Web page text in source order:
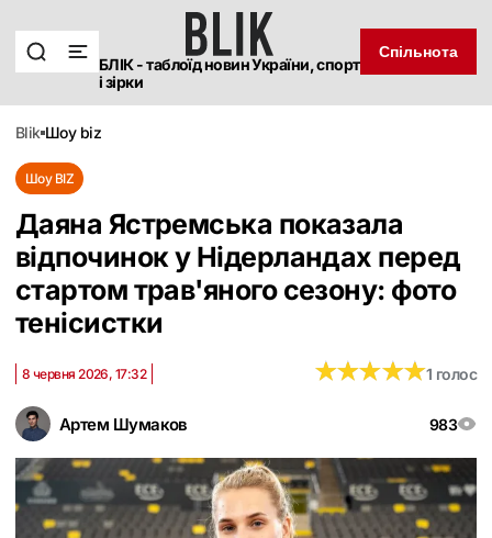
БЛІК - таблоїд новин України, спорт
і зірки
Спільнота
blik шоу biz
Шоу BIZ
Даяна Ястремська показала
відпочинок у Нідерландах перед
стартом трав'яного сезону: фото
тенісистки
Артем Шумаков 983
8 червня 2026, 17:32 ★★★★★
★★★★★1 голос